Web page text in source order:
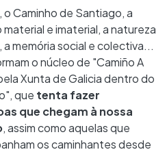
Caminho de Santiago, a
e imaterial, a natureza
a memória social e colectiva...
o núcleo de "Camiño A
Xunta de Galicia dentro do
que tenta fazer
que chegam à nossa
, assim como aquelas que
os caminhantes desde